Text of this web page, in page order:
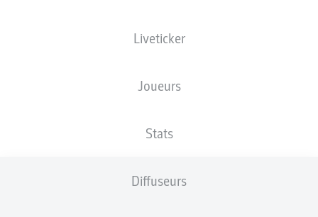
Liveticker
Joueurs
Stats
Diffuseurs
Les compositions seront annoncées